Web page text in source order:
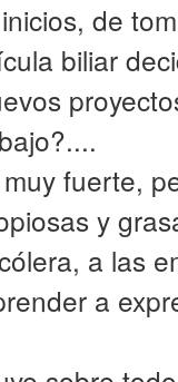
de
biliar
fuerte,
y
a las
a